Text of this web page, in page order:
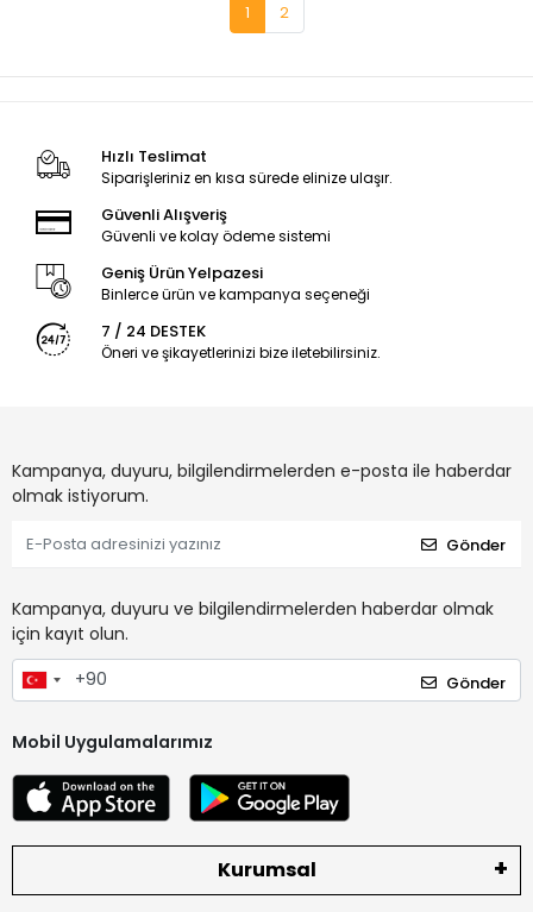
1 2
Hızlı Teslimat
Siparişleriniz en kısa sürede elinize ulaşır.
Güvenli Alışveriş
Güvenli ve kolay ödeme sistemi
Geniş Ürün Yelpazesi
Binlerce ürün ve kampanya seçeneği
7 / 24 DESTEK
Öneri ve şikayetlerinizi bize iletebilirsiniz.
Kampanya, duyuru, bilgilendirmelerden e-posta ile haberdar
olmak istiyorum.
Gönder
Kampanya, duyuru ve bilgilendirmelerden haberdar olmak
için kayıt olun.
Gönder
Mobil Uygulamalarımız
Kurumsal